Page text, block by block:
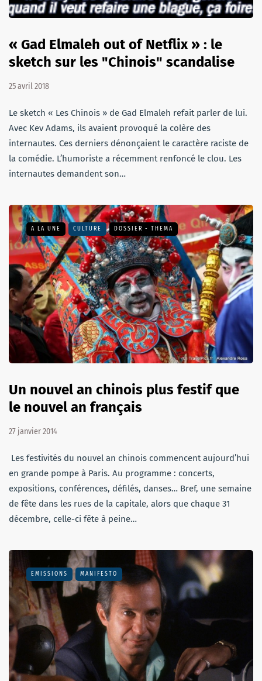
« Gad Elmaleh out of Netflix » : le
sketch sur les "Chinois" scandalise
25 avril 2018
Le sketch « Les Chinois » de Gad Elmaleh refait parler de lui.
Avec Kev Adams, ils avaient provoqué la colère des
internautes. Ces derniers dénonçaient le caractère raciste de
la comédie. L’humoriste a récemment renfoncé le clou. Les
internautes demandent son…
A LA UNE CULTURE DOSSIER - THEMA
Un nouvel an chinois plus festif que
le nouvel an français
27 janvier 2014
Les festivités du nouvel an chinois commencent aujourd’hui
en grande pompe à Paris. Au programme : concerts,
expositions, conférences, défilés, danses… Bref, une semaine
de fête dans les rues de la capitale, alors que chaque 31
décembre, celle-ci fête à peine…
EMISSIONS MANIFESTO